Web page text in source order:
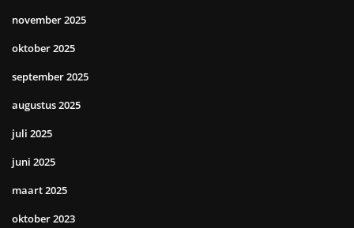
november 2025
oktober 2025
september 2025
augustus 2025
juli 2025
juni 2025
maart 2025
oktober 2023